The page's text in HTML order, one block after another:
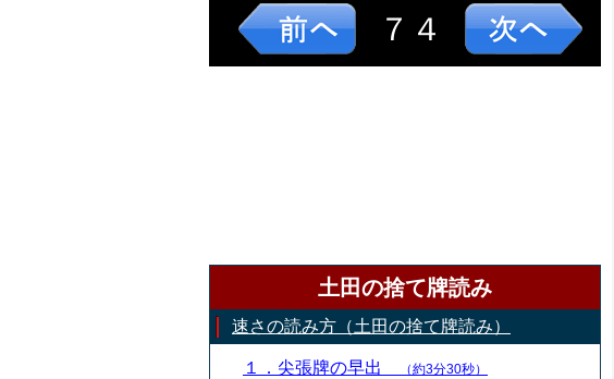
７４
土田の捨て牌読み
速さの読み方（土田の捨て牌読み）
１．尖張牌の早出 （約3分30秒）